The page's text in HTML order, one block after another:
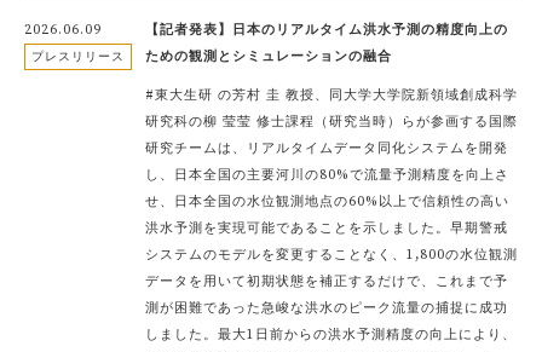
2026.06.09
プレスリリース
【記者発表】日本のリアルタイム洪水予測の精度向上の
ための観測とシミュレーションの融合
#東大生研 の芳村 圭 教授、同大学大学院新領域創成科学
研究科の柳 莹莹 修士課程（研究当時）らが参画する国際
研究チームは、リアルタイムデータ同化システムを開発
し、日本全国の主要河川の80%で流量予測精度を向上さ
せ、日本全国の水位観測地点の60%以上で信頼性の高い
洪水予測を実現可能であることを示しました。早期警戒
システムのモデルを変更することなく、1,800の水位観測
データを用いて初期状態を補正するだけで、これまで予
測が困難であった急峻な洪水のピーク流量の捕捉に成功
しました。最大1日前からの洪水予測精度の向上により、